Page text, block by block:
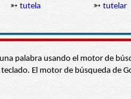
➳ tutela ➳ tutelar
palabra usando el motor de
El motor de búsqueda de